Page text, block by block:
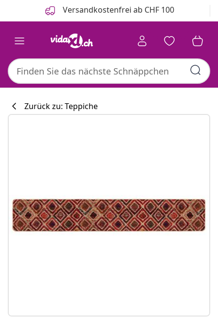
Versandkostenfrei ab CHF 100
Zurück zu: Teppiche